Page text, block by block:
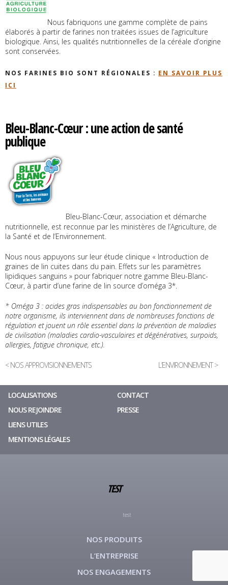
Nous fabriquons une gamme complète de pains
élaborés à partir de farines non traitées issues de l’agriculture
biologique. Ainsi, les qualités nutritionnelles de la céréale d’origine
sont conservées.
NOS FARINES BIO SONT RÉGIONALES : EN SAVOIR PLUS
ICI
Bleu-Blanc-Cœur : une action de santé
publique
Bleu-Blanc-Cœur, association et démarche
nutritionnelle, est reconnue par les ministères de l’Agriculture, de
la Santé et de l’Environnement.
Nous nous appuyons sur leur étude clinique « Introduction de
graines de lin cuites dans du pain. Effets sur les paramètres
lipidiques sanguins » pour fabriquer notre gamme Bleu-Blanc-
Cœur, à partir d’une farine de lin source d’oméga 3*.
* Oméga 3 : acides gras indispensables au bon fonctionnement de
notre organisme, ils interviennent dans de nombreuses fonctions de
régulation et jouent un rôle essentiel dans la prévention de maladies
de civilisation (maladies cardio-vasculaires et dégénératives, surpoids,
allergies, fatigue chronique, etc.).
< NOS APPROVISIONNEMENTS L’ENVIRONNEMENT >
LOCALISATIONS
CONTACT
NOUS REJOINDRE
PRESSE
LIENS UTILES
MENTIONS LÉGALES
TEST
test
NOS PRODUITS
L’ENTREPRISE
NOS ENGAGEMENTS